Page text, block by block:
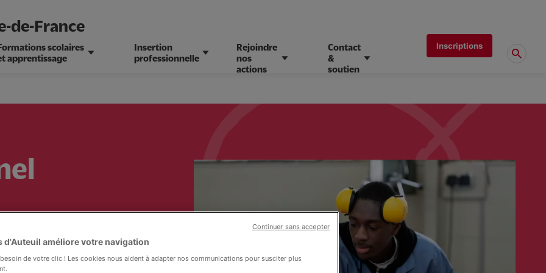
de-France
scolaires
apprentissage
Insertion
professionnelle
Rejoindre
nos
actions
Contact
&
soutien
Inscriptions
d'Auteuil améliore votre navigation
de votre clic ! Les cookies nous aident à adapter nos communications pour susciter plus
Continuer sans accepter